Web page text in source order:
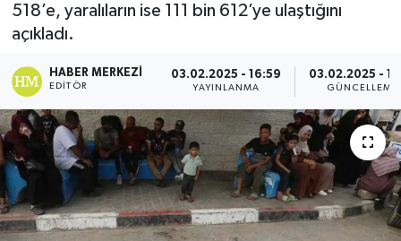
518’e, yaralıların ise 111 bin 612’ye ulaştığını
açıkladı.
HABER MERKEZI
EDITÖR
03.02.2025 - 16:59
YAYINLANMA
03.02.2025 -
GÜNCELLEME
Kültür & Sanat
Magazin
Politika
Sağlık
Spor
Son Dakika Haberleri
Haber Arşivi